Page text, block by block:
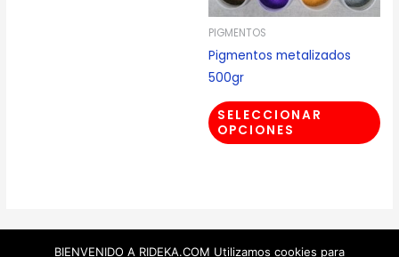
PIGMENTOS
Pigmentos metalizados
500gr
SELECCIONAR
OPCIONES
BIENVENIDO A RIDEKA.COM Utilizamos cookies para